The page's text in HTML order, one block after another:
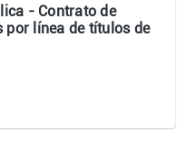
- Contrato de
por línea de títulos de